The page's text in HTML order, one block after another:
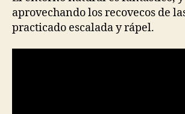
aprovechando los recovecos de
practicado escalada y rápel.